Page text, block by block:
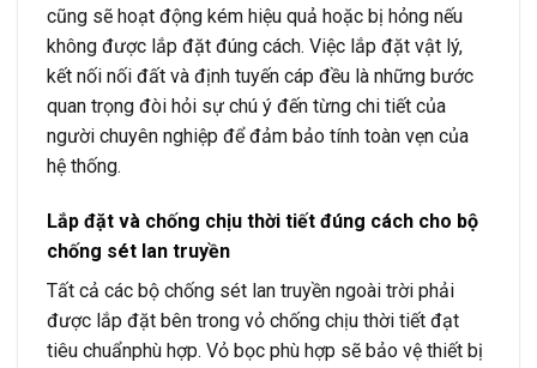
cũng sẽ hoạt động kém hiệu quả hoặc bị hỏng nếu
không được lắp đặt đúng cách. Việc lắp đặt vật lý,
kết nối nối đất và định tuyến cáp đều là những bước
quan trọng đòi hỏi sự chú ý đến từng chi tiết của
người chuyên nghiệp để đảm bảo tính toàn vẹn của
hệ thống.
Lắp đặt và chống chịu thời tiết đúng cách cho bộ
chống sét lan truyền
Tất cả các bộ chống sét lan truyền ngoài trời phải
được lắp đặt bên trong vỏ chống chịu thời tiết đạt
tiêu chuẩnphù hợp. Vỏ bọc phù hợp sẽ bảo vệ thiết bị